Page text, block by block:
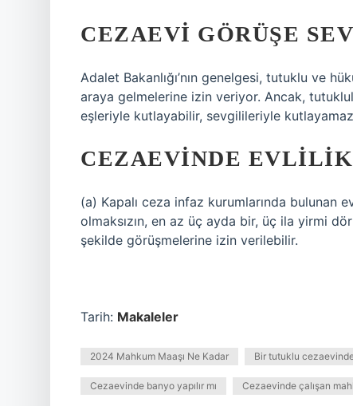
CEZAEVI GÖRÜŞE
Adalet Bakanlığı’nın genelgesi, tutuklu ve
araya gelmelerine izin veriyor. Ancak,
eşleriyle kutlayabilir, sevgilileriyle
CEZAEVINDE
(a) Kapalı ceza infaz kurumlarında bulunan
olmaksızın, en az üç ayda bir, üç ila yirmi
şekilde görüşmelerine izin verilebilir.
Tarih: Makaleler
2024 Mahkum Maaşı Ne Kadar Bir tutuklu
Cezaevinde banyo yapılır mı Cezaevinde çalışan